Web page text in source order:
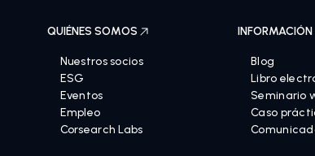
QUIÉNES SOMOS
Nuestros socios
ESG
Eventos
Empleo
Corsearch Labs
INFORMACIÓN
Blog
Libro
Seminario
Caso